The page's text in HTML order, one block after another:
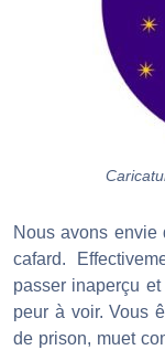
Nous avons envie
cafard.
passer inaperçu
peur à voir. Vous
de prison, muet